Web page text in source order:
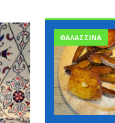
ΘΑΛΑΣΣΙΝΑ